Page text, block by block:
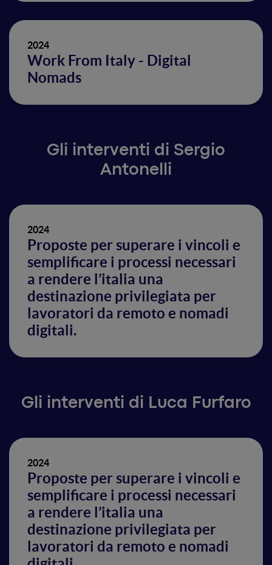
2024
Work From Italy - Digital
Nomads
Gli interventi di Sergio
Antonelli
2024
Proposte per superare i vincoli e
semplificare i processi necessari
a rendere l’italia una
destinazione privilegiata per
lavoratori da remoto e nomadi
digitali.
Gli interventi di Luca Furfaro
2024
Proposte per superare i vincoli e
semplificare i processi necessari
a rendere l’italia una
destinazione privilegiata per
lavoratori da remoto e nomadi